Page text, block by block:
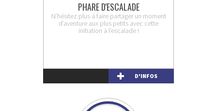
PHARE D'ESCALADE
N’hésitez plus à faire partager un moment
d’aventure aux plus petits avec cette
initiation à l’escalade !
D'INFOS